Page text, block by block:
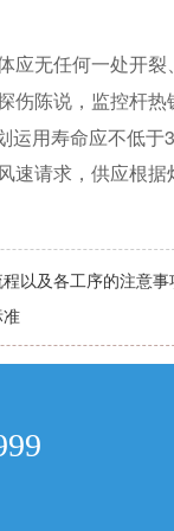
应无任何一处开
伤陈说，监控杆
运用寿命应不低于
速请求，供应根
以及各工序的注意事
准